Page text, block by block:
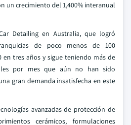
un crecimiento del 1,400% interanual
Detailing en Australia, que logró
de poco menos de 100
en tres años y sigue teniendo más de
por mes que aún no han sido
gran demanda insatisfecha en este
avanzadas de protección de
cerámicos, formulaciones